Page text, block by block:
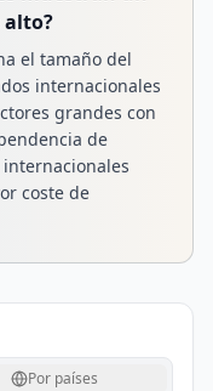
alto?
el tamaño del
internacionales
grandes con
de
coste de
Por países